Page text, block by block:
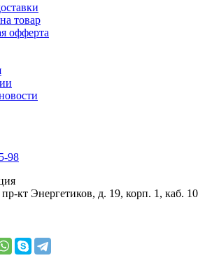
товар
офферта
98
кт Энергетиков, д. 19, корп. 1, каб. 10